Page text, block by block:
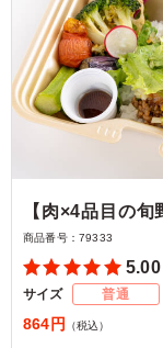
【肉×4品目の
商品番号： 79333
5.00
サイズ 普通
864円 （税込）